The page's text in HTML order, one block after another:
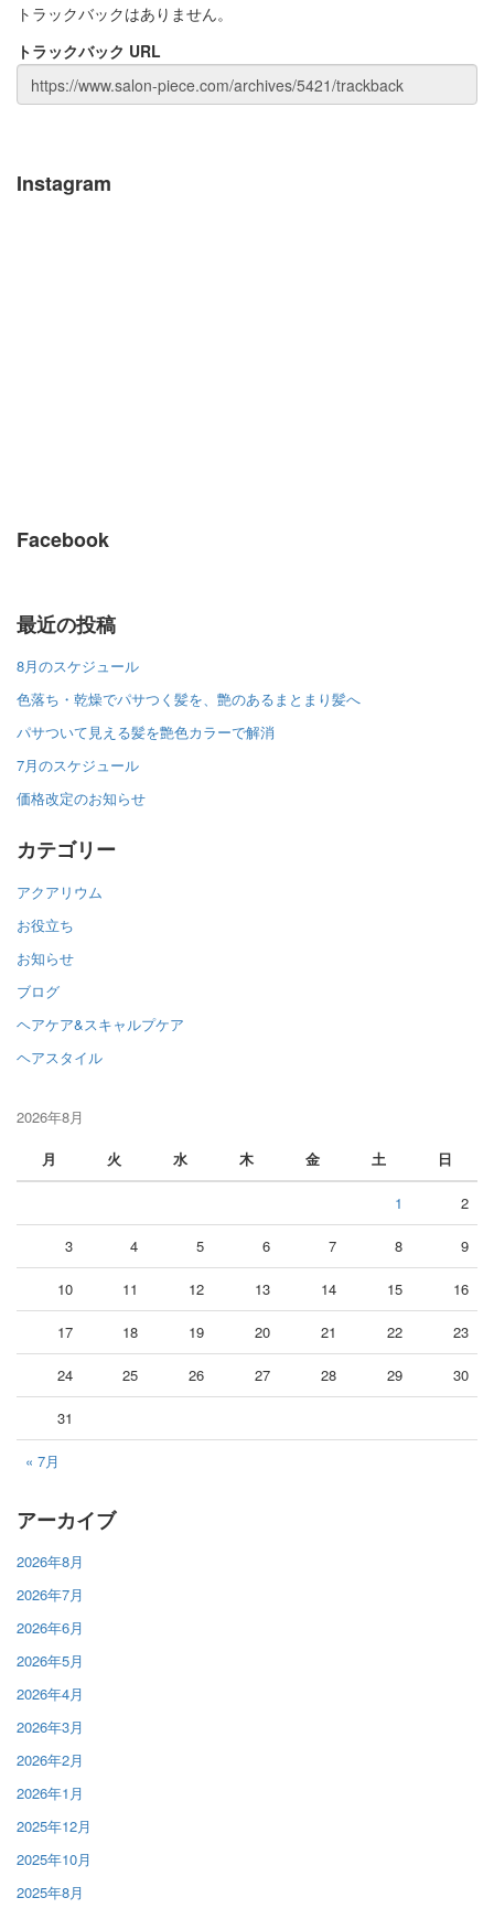
トラックバックはありません。
トラックバック URL
Instagram
Facebook
最近の投稿
8月のスケジュール
色落ち・乾燥でパサつく髪を、艶のあるまとまり髪へ
パサついて見える髪を艶色カラーで解消
7月のスケジュール
価格改定のお知らせ
カテゴリー
アクアリウム
お役立ち
お知らせ
ブログ
ヘアケア&スキャルプケア
ヘアスタイル
2026年8月
月
火 水 木 金 土 日
« 7月
1 2
3 4 5 6 7 8 9
10 11 12 13 14 15 16
17 18 19 20 21 22 23
24 25 26 27 28 29 30
31
アーカイブ
2026年8月
2026年7月
2026年6月
2026年5月
2026年4月
2026年3月
2026年2月
2026年1月
2025年12月
2025年10月
2025年8月